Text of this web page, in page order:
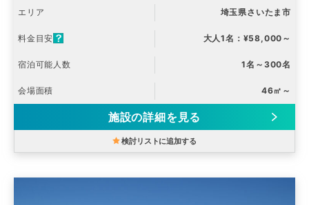
エリア 埼玉県さいたま市
料金目安 大人1名：¥58,000～
宿泊可能人数 1名～300名
会場面積 46㎡～
施設の詳細を見る
検討リストに追加する